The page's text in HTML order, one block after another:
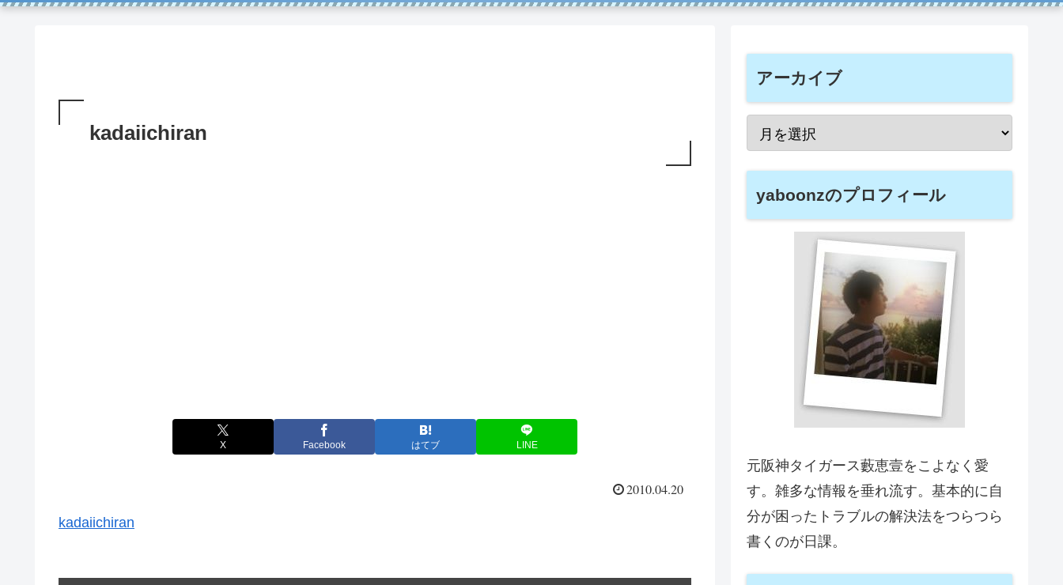
kadaiichiran
X Facebook はてブ LINE
2010.04.20
kadaiichiran
アーカイブ
yaboonzのプロフィール
元阪神タイガース藪恵壹をこよなく愛
す。雑多な情報を垂れ流す。基本的に自
分が困ったトラブルの解決法をつらつら
書くのが日課。